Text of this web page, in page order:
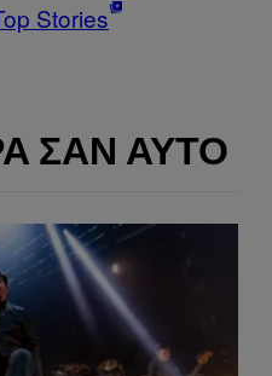
Stories
ΣΑΝ ΑΥΤΌ